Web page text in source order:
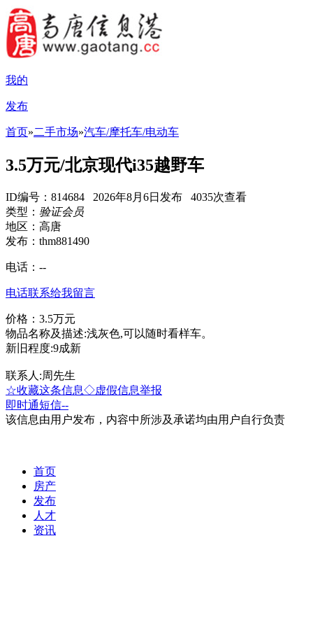
我的
发布
首页»二手市场»汽车/摩托车/电动车
3.5万元/北京现代i35越野车
ID编号：814684 2026年8月6日发布 4035次查看
类型： 验证会员
地区：高唐
发布：thm881490
电话： --
电话联系给我留言
价格：3.5万元
物品名称及描述:浅灰色,可以随时看样车。
新旧程度:9成新
联系人:周先生
☆收藏这条信息◇虚假信息举报
即时通短信--
该信息由用户发布，内容中所涉及承诺均由用户自行负责
首页
房产
发布
人才
资讯